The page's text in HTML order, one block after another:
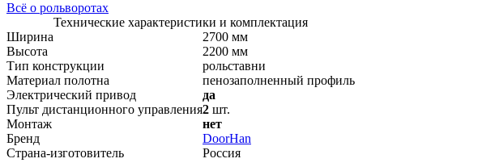
Всё о рольворотах
Технические характеристики и комплектация
Ширина
2700 мм
Высота
2200 мм
Тип конструкции
рольставни
Материал полотна
пенозаполненный профиль
Электрический привод
да
Пульт дистанционного управления2 шт.
Монтаж
нет
Бренд
DoorHan
Страна-изготовитель
Россия